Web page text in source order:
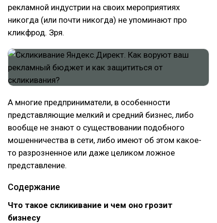
рекламной индустрии на своих мероприятиях
никогда (или почти никогда) не упоминают про
кликфрод. Зря.
А многие предприниматели, в особенности
представляющие мелкий и средний бизнес, либо
вообще не знают о существовании подобного
мошенничества в сети, либо имеют об этом какое-
то разрозненное или даже целиком ложное
представление.
Содержание
Что такое скликивание и чем оно грозит
бизнесу